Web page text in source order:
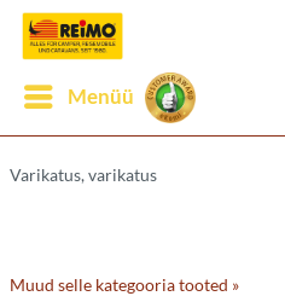
Menüü
Varikatus, varikatus
Muud selle kategooria tooted »